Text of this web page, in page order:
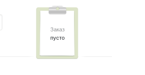
Заказ
пусто